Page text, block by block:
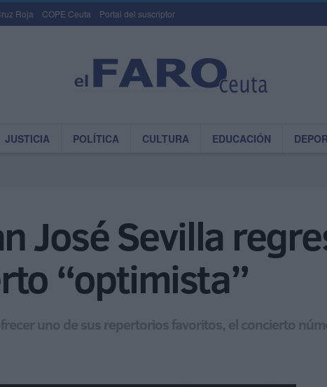
Roja COPE Ceuta Portal del suscriptor
JUSTICIA POLÍTICA CULTURA EDUCACIÓN
José Sevilla
“optimista”
uno de sus repertorios favoritos, el concierto